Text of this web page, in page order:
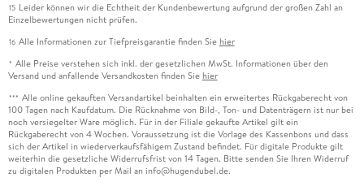
15 Leider können wir die Echtheit der Kundenbewertung aufgrund der großen Zahl an
Einzelbewertungen nicht prüfen.
16 Alle Informationen zur Tiefpreisgarantie finden Sie hier
* Alle Preise verstehen sich inkl. der gesetzlichen MwSt. Informationen über den
Versand und anfallende Versandkosten finden Sie hier
*** Alle online gekauften Versandartikel beinhalten ein erweitertes Rückgaberecht von
100 Tagen nach Kaufdatum. Die Rücknahme von Bild-, Ton- und Datenträgern ist nur bei
noch versiegelter Ware möglich. Für in der Filiale gekaufte Artikel gilt ein
Rückgaberecht von 4 Wochen. Voraussetzung ist die Vorlage des Kassenbons und dass
sich der Artikel in wiederverkaufsfähigem Zustand befindet. Für digitale Produkte gilt
weiterhin die gesetzliche Widerrufsfrist von 14 Tagen. Bitte senden Sie Ihren Widerruf
zu digitalen Produkten per Mail an info@hugendubel.de.